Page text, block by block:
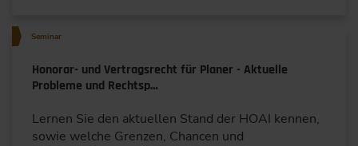
Seminar
Honorar- und Vertragsrecht für Planer - Aktuelle
Probleme und Rechtsp…
Lernen Sie den aktuellen Stand der HOAI kennen,
sowie welche Grenzen, Chancen und